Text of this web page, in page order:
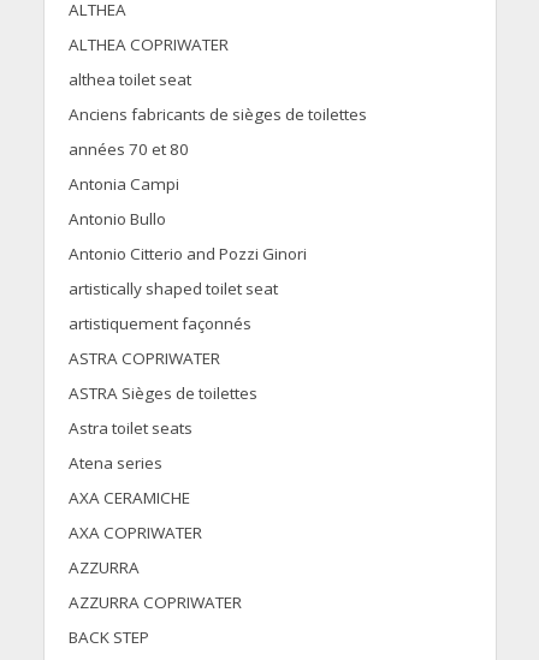
ALTHEA
ALTHEA COPRIWATER
althea toilet seat
Anciens fabricants de sièges de toilettes
années 70 et 80
Antonia Campi
Antonio Bullo
Antonio Citterio and Pozzi Ginori
artistically shaped toilet seat
artistiquement façonnés
ASTRA COPRIWATER
ASTRA Sièges de toilettes
Astra toilet seats
Atena series
AXA CERAMICHE
AXA COPRIWATER
AZZURRA
AZZURRA COPRIWATER
BACK STEP